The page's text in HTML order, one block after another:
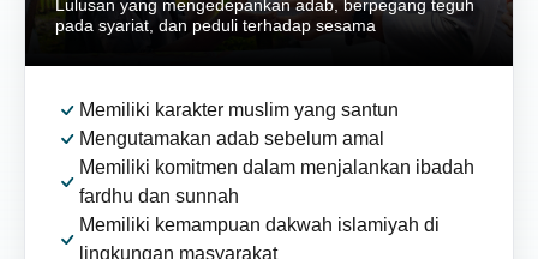
Lulusan yang mengedepankan adab, berpegang teguh
pada syariat, dan peduli terhadap sesama
Memiliki karakter muslim yang santun
Mengutamakan adab sebelum amal
Memiliki komitmen dalam menjalankan ibadah
fardhu dan sunnah
Memiliki kemampuan dakwah islamiyah di
lingkungan masyarakat